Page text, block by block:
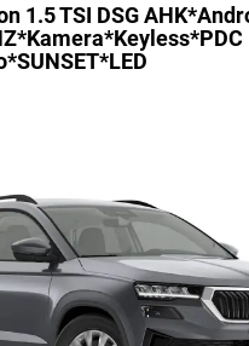
1.5 TSI DSG